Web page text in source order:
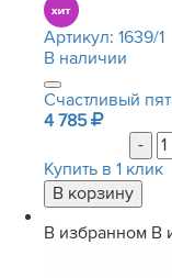
Артикул: 1639/1
В наличии
Счастливый
4 785
-
Купить в 1 клик
В избранном В